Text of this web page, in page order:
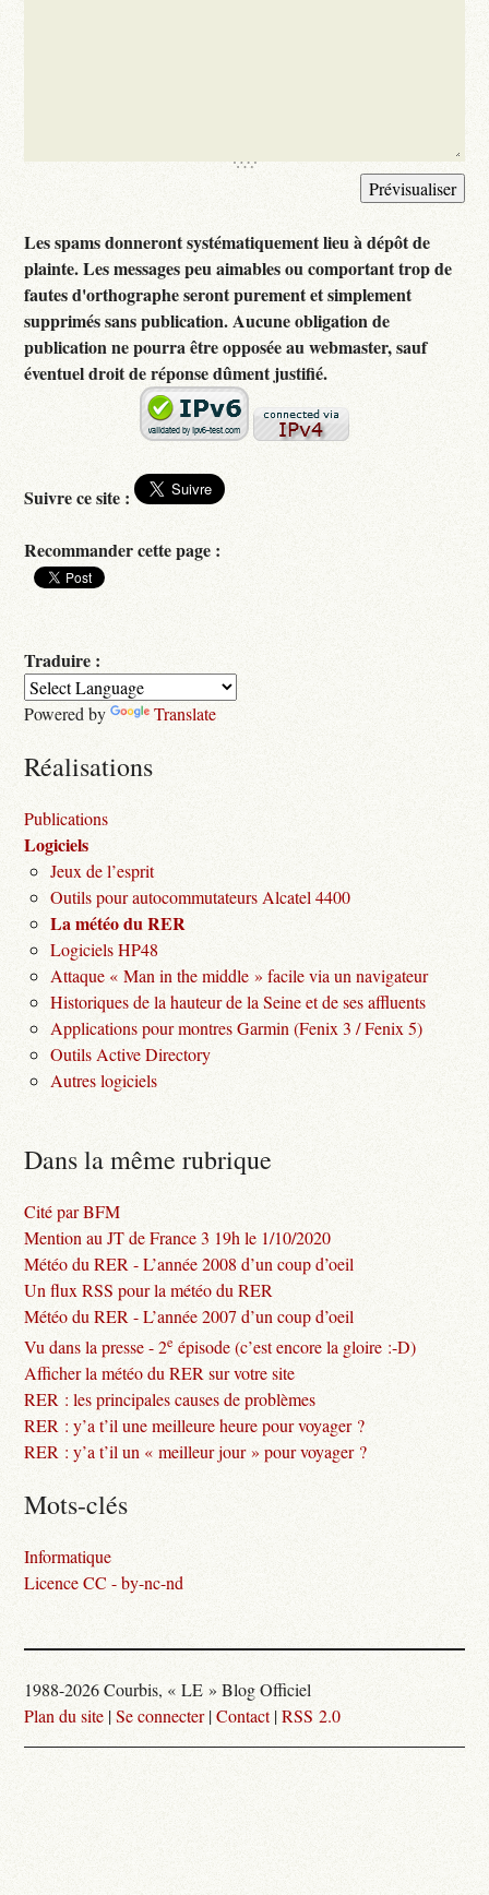
Les spams donneront systématiquement lieu à dépôt de
plainte. Les messages peu aimables ou comportant trop de
fautes d'orthographe seront purement et simplement
supprimés sans publication. Aucune obligation de
publication ne pourra être opposée au webmaster, sauf
éventuel droit de réponse dûment justifié.
Suivre ce site :
Recommander cette page :
Traduire :
Powered by Translate
Réalisations
Publications
Logiciels
Jeux de l’esprit
Outils pour autocommutateurs Alcatel 4400
La météo du RER
Logiciels HP48
Attaque « Man in the middle » facile via un navigateur
Historiques de la hauteur de la Seine et de ses affluents
Applications pour montres Garmin (Fenix 3 / Fenix 5)
Outils Active Directory
Autres logiciels
Dans la même rubrique
Cité par BFM
Mention au JT de France 3 19h le 1/10/2020
Météo du RER - L’année 2008 d’un coup d’oeil
Un flux RSS pour la météo du RER
Météo du RER - L’année 2007 d’un coup d’oeil
Vu dans la presse - 2e épisode (c’est encore la gloire :-D)
Afficher la météo du RER sur votre site
RER : les principales causes de problèmes
RER : y’a t’il une meilleure heure pour voyager ?
RER : y’a t’il un « meilleur jour » pour voyager ?
Mots-clés
Informatique
Licence CC - by-nc-nd
1988-2026 Courbis, « LE » Blog Officiel
Plan du site |Se connecter|Contact|RSS 2.0